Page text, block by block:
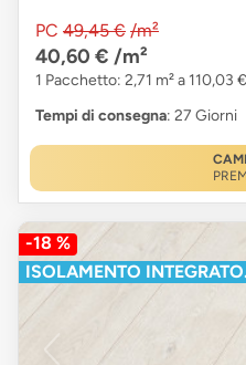
PC 49,45 € /m²
40,60 € /m²
1 Pacchetto: 2,71 m² a 110,03 €
Tempi di consegna: 27 Giorni
-18 %
ISOLAMENTO